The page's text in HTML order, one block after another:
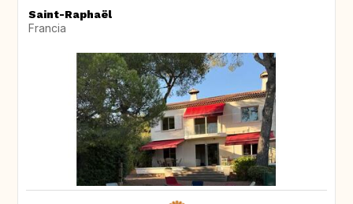
Saint-Raphaël
Francia